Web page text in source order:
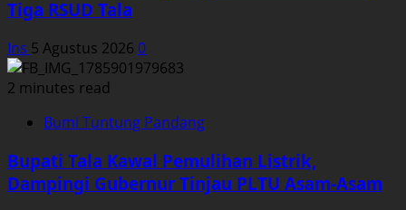
Tiga RSUD Tala
Ins 5 Agustus 2026 0
2 minutes read
Bumi Tuntung Pandang
Bupati Tala Kawal Pemulihan Listrik,
Dampingi Gubernur Tinjau PLTU Asam-Asam